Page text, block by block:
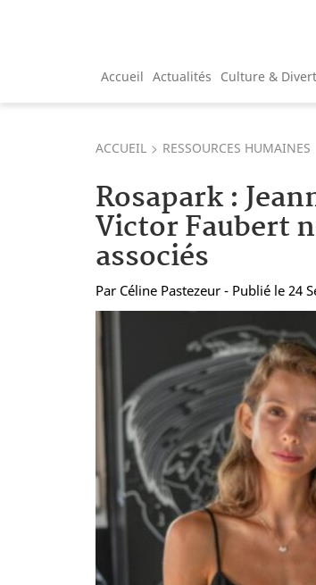
Accueil Actualités Culture &
ACCUEIL RESSOURCES HUMAINES
Rosapark :
Victor Faubert
associés
Par Céline Pastezeur - Publié le 24